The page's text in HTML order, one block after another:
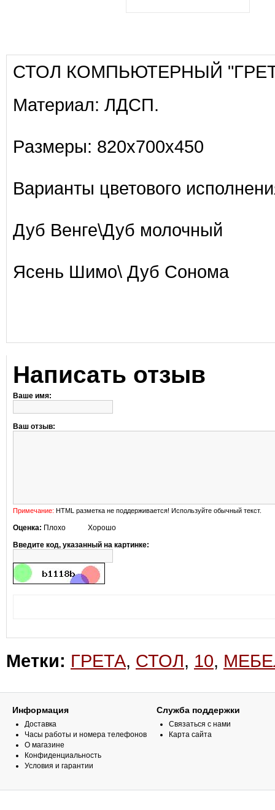
СТОЛ КОМПЬЮТЕРНЫЙ
Материал: ЛДСП.
Paзмеры: 820х700х450
Варианты цветового
Дуб Венге\Дуб молочный
Ясень Шимо\ Дуб Сонома
Написать отзыв
Ваше имя:
Ваш отзыв:
Примечание: HTML разметка не поддерживается! Используйте обычный текст.
Оценка: Плохо
Хорошо
Введите код, указанный на картинке:
Метки: ГРЕТА, СТОЛ, 10,
Информация
Доставка
Часы работы и номера телефонов
О магазине
Конфиденциальность
Условия и гарантии
Служба поддержки
Связаться с нами
Карта сайта